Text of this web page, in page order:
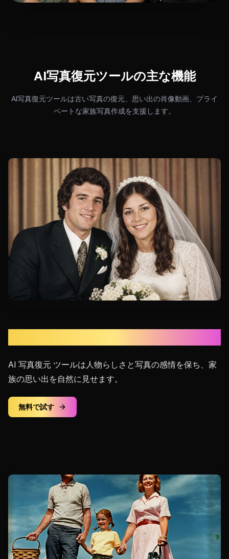
AI写真復元ツールの主な機能
AI写真復元ツールは古い写真の復元、思い出の肖像動画、プライ
ベートな家族写真作成を支援します。
AI 写真復元 ツールは人物らしさと写真の感情を保ち、家
族の思い出を自然に見せます。
無料で試す